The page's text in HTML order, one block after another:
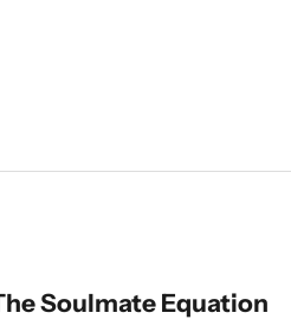
Soulmate Equation